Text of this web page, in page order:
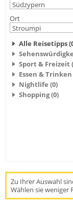
Ort
Alle Reisetipps
Sport & Freizeit
Essen & Trinken
Nightlife (0)
Shopping (0)
Zu Ihrer Auswahl
Wählen sie weniger